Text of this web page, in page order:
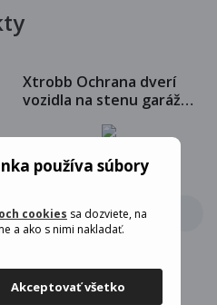
používa súbory
cookies sa dozviete, na
a ako s nimi nakladať.
Akceptovať všetko
Xtrobb Ochrana dverí
vozidla na stenu garáže
2,14 EUR